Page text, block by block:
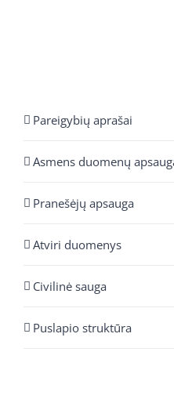
Pareigybių aprašai
Asmens duomenų
Pranešėjų apsauga
Atviri duomenys
Civilinė sauga
Puslapio struktūra